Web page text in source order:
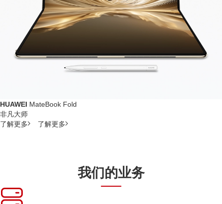
HUAWEI MateBook Fold
非凡大师
了解更多
了解更多
我们的业务